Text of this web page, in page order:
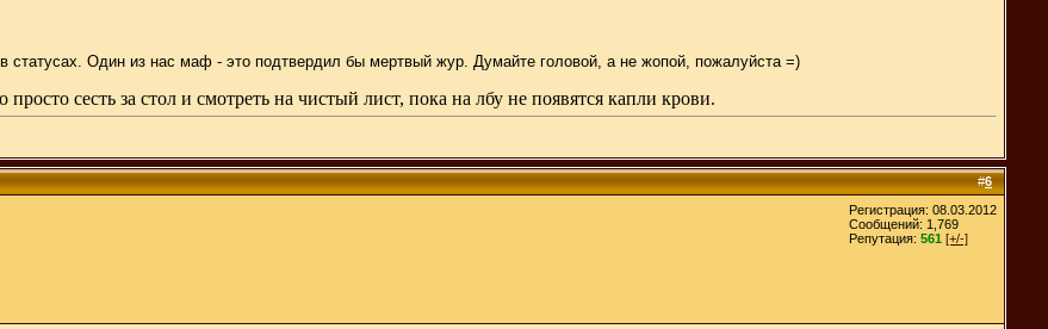
Один из нас маф - это подтвердил бы мертвый жур. Думайте головой, а не жопой, пожалуйста =)
сесть за стол и смотреть на чистый лист, пока на лбу не появятся капли крови.
#6
Регистрация: 08.03.2012
Сообщений: 1,769
Репутация: 561 [+/-]